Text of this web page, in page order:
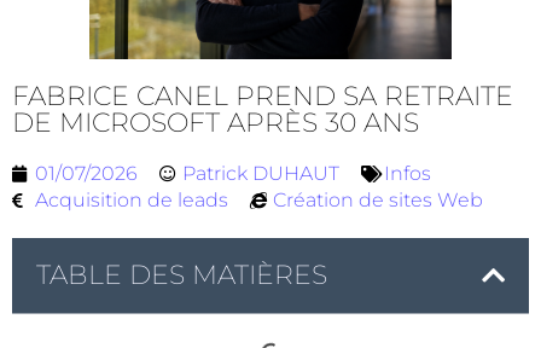
FABRICE CANEL PREND SA RETRAITE
DE MICROSOFT APRÈS 30 ANS
01/07/2026 Patrick DUHAUT
Infos
Acquisition de leads
Création de sites Web
TABLE DES MATIÈRES